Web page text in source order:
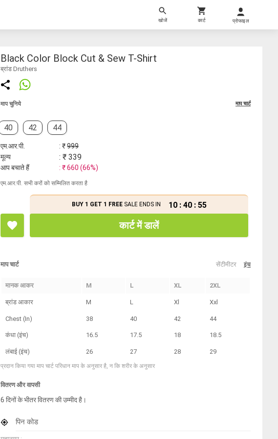
खोजें कार्ट प्रोफाइल
Black Color Block Cut & Sew T-Shirt
ब्रांड Druthers
माप चुनिये माप चार्ट
40 42 44
एम.आर.पी. : ₹999
मूल्य
: ₹ 339
आप बचाते हैं : ₹660 (66%)
एम.आर.पी. सभी करों को सम्मिलित करता है
BUY 1 GET 1 FREESALE ENDS IN 10 : 40 : 54
कार्ट में डालें
माप चार्ट सेंटीमीटर इंच
मानक आकर M L XL 2XL
ब्रांड आकार M L Xl Xxl
Chest (In) 38 40 42 44
कंधा (इंच) 16.5 17.5 18 18.5
लंबाई (इंच) 26 27 28 29
प्रदान किया गया माप चार्ट परिधान माप के अनुसार है, न कि शरीर के अनुसार
वितरण और वापसी
6 दिनों के भीतर वितरण की उम्मीद है।
पिन कोड